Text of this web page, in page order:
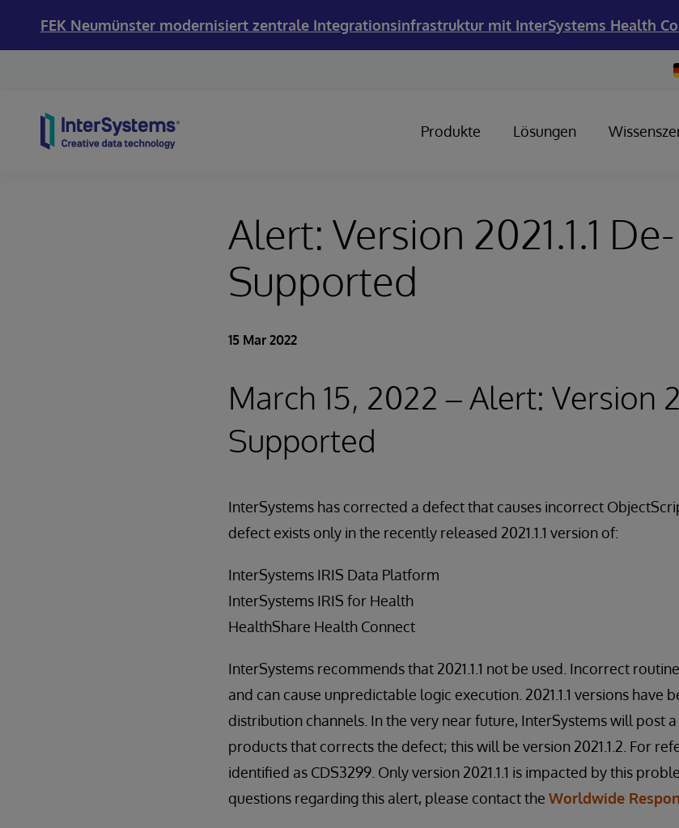
FEK Neumünster modernisiert zentrale Integrationsinfrastruktur mit InterSystems Health
Produkte Lösungen
Alert: Version 2021.1.1 De-
Supported
15 Mar 2022
March 15, 2022 – Alert: Version
Supported
InterSystems has corrected a defect that causes incorrect
defect exists only in the recently released 2021.1.1 version of:
InterSystems IRIS Data Platform
InterSystems IRIS for Health
HealthShare Health Connect
InterSystems recommends that 2021.1.1 not be used. Incorrect
and can cause unpredictable logic execution. 2021.1.1 versions have
distribution channels. In the very near future, InterSystems will post
products that corrects the defect; this will be version 2021.1.2. For
identified as CDS3299. Only version 2021.1.1 is impacted by this
questions regarding this alert, please contact the Worldwide